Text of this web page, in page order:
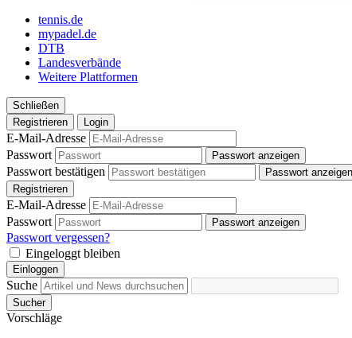
tennis.de
mypadel.de
DTB
Landesverbände
Weitere Plattformen
Schließen
Registrieren
Login
E-Mail-Adresse
Passwort
Passwort anzeigen
Passwort bestätigen
Passwort anzeigen
Registrieren
E-Mail-Adresse
Passwort
Passwort anzeigen
Passwort vergessen?
Eingeloggt bleiben
Einloggen
Suche
Sucher
Vorschläge